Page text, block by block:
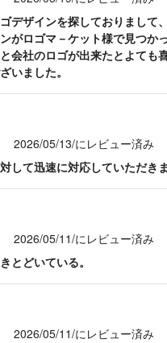
デザインを探しておりまして
がロゴマ－ケット様で見つか
会社のロゴが出来たとよても
いました。
2026/05/13/にレビュー済み
して迅速に対応していただきま
2026/05/11/にレビュー済み
とどいている。
2026/05/11/にレビュー済み